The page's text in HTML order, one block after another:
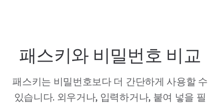
패스키와 비밀번호 비교
패스키는 비밀번호보다 더 간단하게 사용할 수
있습니다. 외우거나, 입력하거나, 붙여 넣을 필